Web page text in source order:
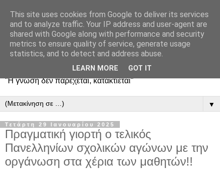
"Η γνώση δεν παρέχεται, κατακτιέται"
▼
Τετάρτη 29 Ιανουαρίου 2025
Πραγματική γιορτή ο τελικός
Πανελληνίων σχολικών αγώνων με την
οργάνωση στα χέρια των μαθητών!!
This site uses cookies from Google to deliver its services
and to analyze traffic. Your IP address and user-agent are
shared with Google along with performance and security
metrics to ensure quality of service, generate usage
statistics, and to detect and address abuse.
LEARN MORE GOT IT